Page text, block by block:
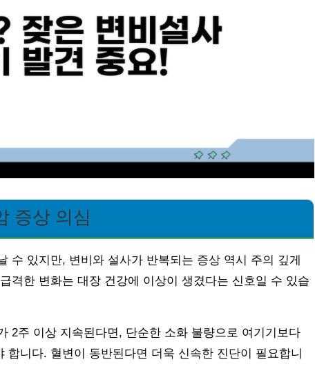
증상 의심
수 있지만, 변비와 설사가 반복되는 증상 역시 주의 깊게
격한 변화는 대장 건강에 이상이 생겼다는 신호일 수 있습
2주 이상 지속된다면, 단순한 소화 불량으로 여기기보다
합니다. 혈변이 동반된다면 더욱 신속한 진단이 필요합니